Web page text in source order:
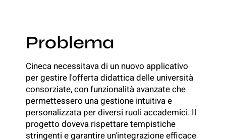
Problema
Cineca necessitava di un nuovo applicativo
per gestire l'offerta didattica delle università
consorziate, con funzionalità avanzate che
permettessero una gestione intuitiva e
personalizzata per diversi ruoli accademici. Il
progetto doveva rispettare tempistiche
stringenti e garantire un'integrazione efficace